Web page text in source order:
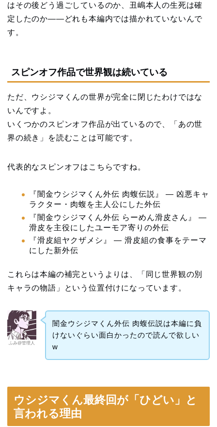
はその後どう過ごしているのか、丑嶋本人の生死は確
定したのか——どれも本編内では描かれていないんで
す。
スピンオフ作品で世界観は続いている
ただ、ウシジマくんの世界が完全に閉じたわけではな
いんですよ。
いくつかのスピンオフ作品が出ているので、「あの世
界の続き」を読むことは可能です。
代表的なスピンオフはこちらですね。
『闇金ウシジマくん外伝 肉蝮伝説』 — 凶悪キャ
ラクター・肉蝮を主人公にした外伝
『闇金ウシジマくん外伝 らーめん滑皮さん』 —
滑皮を主役にしたユーモア寄りの外伝
『滑皮組ヤクザメシ』 — 滑皮組の食事をテーマ
にした新外伝
これらは本編の補完というよりは、「同じ世界観の別
キャラの物語」という位置付けになっています。
ふみ@管理人
闇金ウシジマくん外伝 肉蝮伝説は本編に負
けないぐらい面白かったので読んで欲しい
w
ウシジマくん最終回が「ひどい」と
言われる理由